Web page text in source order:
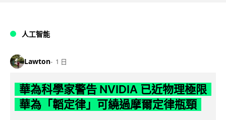
人工智能
Lawton 1 日
華為科學家警告 NVIDIA 已近物理極限
華為「韜定律」可繞過摩爾定律瓶頸